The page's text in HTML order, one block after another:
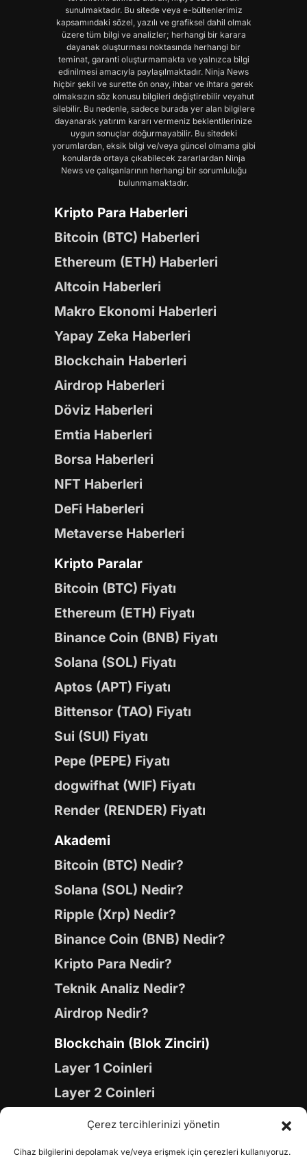
Çerez tercihlerinizi yönetin
Cihaz bilgilerini depolamak ve/veya erişmek için çerezleri kullanıyoruz.
sunulmaktadır. Bu sitede veya e-bültenlerimiz
kapsamındaki sözel, yazılı ve grafiksel dahil olmak
üzere tüm bilgi ve analizler; herhangi bir karara
dayanak oluşturması noktasında herhangi bir
teminat, garanti oluşturmamakta ve yalnızca bilgi
edinilmesi amacıyla paylaşılmaktadır. Ninja News
hiçbir şekil ve surette ön onay, ihbar ve ihtara gerek
olmaksızın söz konusu bilgileri değiştirebilir veyahut
silebilir. Bu nedenle, sadece burada yer alan bilgilere
dayanarak yatırım kararı vermeniz beklentilerinize
uygun sonuçlar doğurmayabilir. Bu sitedeki
yorumlardan, eksik bilgi ve/veya güncel olmama gibi
konularda ortaya çıkabilecek zararlardan Ninja
News ve çalışanlarının herhangi bir sorumluluğu
bulunmamaktadır.
Kripto Para Haberleri
Bitcoin (BTC) Haberleri
Ethereum (ETH) Haberleri
Altcoin Haberleri
Makro Ekonomi Haberleri
Yapay Zeka Haberleri
Blockchain Haberleri
Airdrop Haberleri
Döviz Haberleri
Emtia Haberleri
Borsa Haberleri
NFT Haberleri
DeFi Haberleri
Metaverse Haberleri
Kripto Paralar
Bitcoin (BTC) Fiyatı
Ethereum (ETH) Fiyatı
Binance Coin (BNB) Fiyatı
Solana (SOL) Fiyatı
Aptos (APT) Fiyatı
Bittensor (TAO) Fiyatı
Sui (SUI) Fiyatı
Pepe (PEPE) Fiyatı
dogwifhat (WIF) Fiyatı
Render (RENDER) Fiyatı
Akademi
Bitcoin (BTC) Nedir?
Solana (SOL) Nedir?
Ripple (Xrp) Nedir?
Binance Coin (BNB) Nedir?
Kripto Para Nedir?
Teknik Analiz Nedir?
Airdrop Nedir?
Blockchain (Blok Zinciri)
Layer 1 Coinleri
Layer 2 Coinleri
Yapay Zeka (AI) Coinleri